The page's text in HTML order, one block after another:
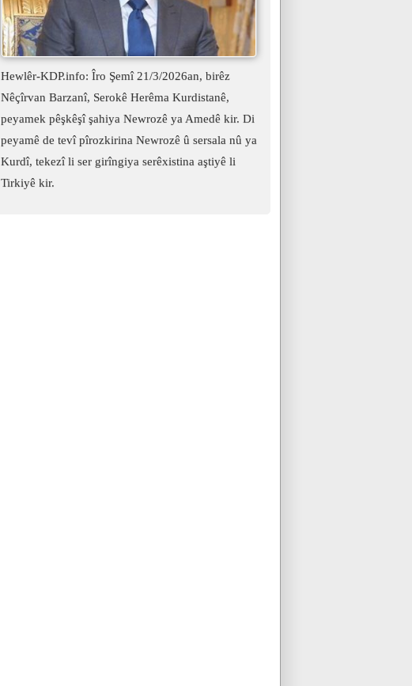
Hewlêr-KDP.info: Îro Şemî 21/3/2026an, birêz
Nêçîrvan Barzanî, Serokê Herêma Kurdistanê,
peyamek pêşkêşî şahiya Newrozê ya Amedê kir. Di
peyamê de tevî pîrozkirina Newrozê û sersala nû ya
Kurdî, tekezî li ser girîngiya serêxistina aştiyê li
Tirkiyê kir.